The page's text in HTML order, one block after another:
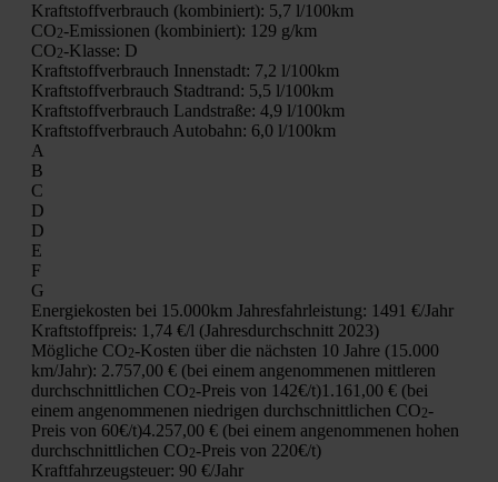
Kraft­stoff­ver­brauch (kom­bi­niert): 5,7 l/100km
CO2-Emis­sio­nen (kom­bi­niert): 129 g/km
CO2-Klas­se: D
Kraft­stoff­ver­brauch Innen­stadt: 7,2 l/100km
Kraft­stoff­ver­brauch Stadt­rand: 5,5 l/100km
Kraft­stoff­ver­brauch Land­stra­ße: 4,9 l/100km
Kraft­stoff­ver­brauch Auto­bahn: 6,0 l/100km
A
B
C
D
D
E
F
G
Ener­gie­kos­ten bei 15.000km Jah­res­fahr­leis­tung: 1491 €/Jahr
Kraft­stoff­preis: 1,74 €/l (Jah­res­durch­schnitt 2023)
Mög­li­che CO2-Kos­ten über die nächs­ten 10 Jah­re (15.000
km/Jahr): 2.757,00 € (bei einem ange­nom­me­nen mitt­le­ren
durch­schnitt­li­chen CO2-Preis von 142€/t)1.161,00 € (bei
einem ange­nom­me­nen nied­ri­gen durch­schnitt­li­chen CO2-
Preis von 60€/t)4.257,00 € (bei einem ange­nom­me­nen hohen
durch­schnitt­li­chen CO2-Preis von 220€/t)
Kraft­fahr­zeug­steu­er: 90 €/Jahr